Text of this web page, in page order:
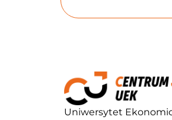
Uniwersytet